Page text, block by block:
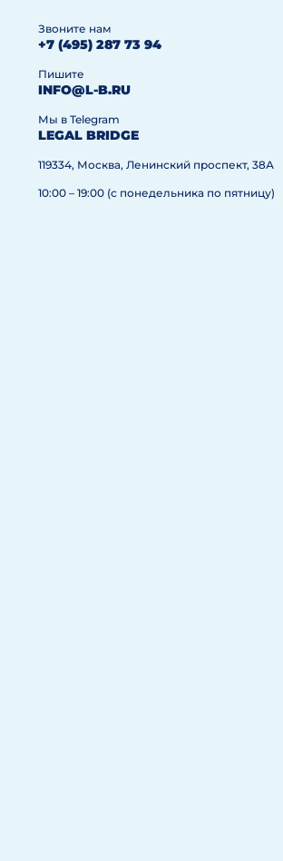
Звоните нам
+7 (495) 287 73 94
Пишите
INFO@L-B.RU
Мы в Telegram
LEGAL BRIDGE
119334, Москва, Ленинский проспект, 38А
10:00 – 19:00 (с понедельника по пятницу)